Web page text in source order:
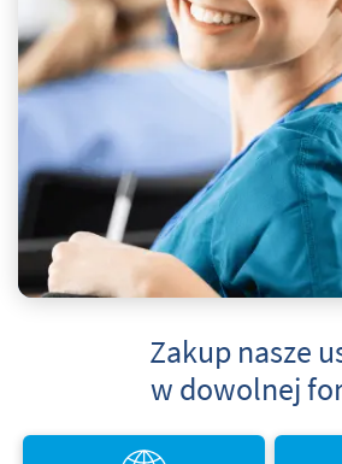
Zakup nasze
w dowolnej